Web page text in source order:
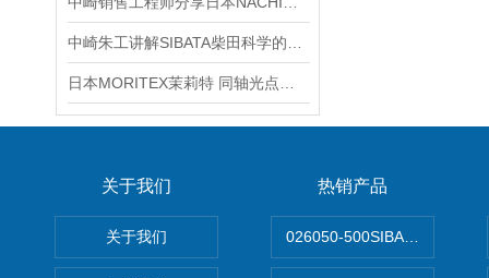
关于我们
关于我们
热销产品
026050-500SIBATA 500mL